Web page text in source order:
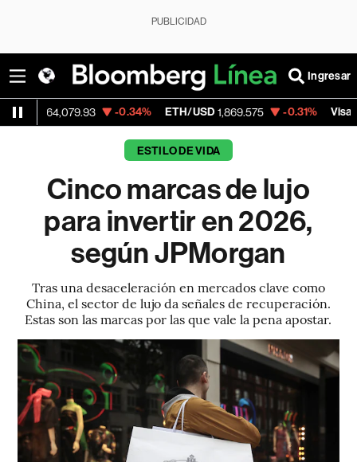
PUBLICIDAD
Ingresar
-0.34% ETH/USD 1,869.575 -0.31% Visa 369.59
ESTILO DE VIDA
Cinco marcas de lujo
para invertir en 2026,
según JPMorgan
Tras una desaceleración en mercados clave como
China, el sector de lujo da señales de recuperación.
Estas son las marcas por las que vale la pena apostar.